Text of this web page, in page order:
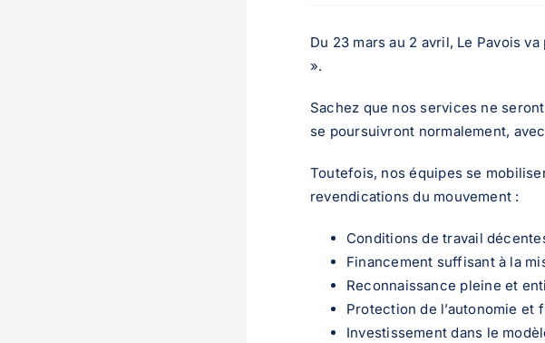
Du 23 mars au 2 avril, Le Pavois
».
Sachez que nos services ne
se poursuivront normalement,
Toutefois, nos équipes se
revendications du mouvement :
Conditions de travail
Financement suffisant à la
Reconnaissance pleine et
Protection de l’autonomie
Investissement dans le